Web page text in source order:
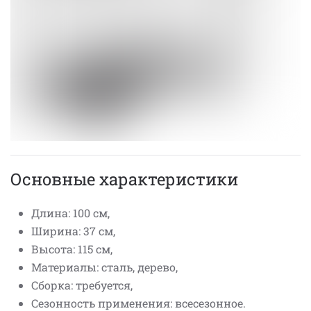
Основные характеристики
Длина: 100 см,
Ширина: 37 см,
Высота: 115 см,
Материалы: сталь, дерево,
Сборка: требуется,
Сезонность применения: всесезонное.